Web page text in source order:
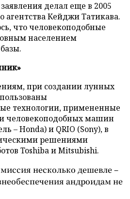
делал еще в 2005
агентства Кейджи Татикава.
что человекоподобные
населением
при создании лунных
технологии, примененные
человекоподобных машин
– Honda) и QRIO (Sony), в
решениями
Toshiba и Mitsubishi.
несколько дешевле –
андроидам не